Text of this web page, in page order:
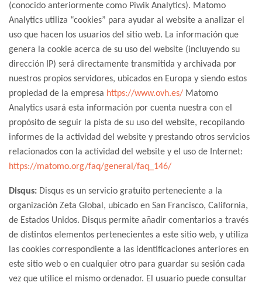
(conocido anteriormente como Piwik Analytics). Matomo
Analytics utiliza “cookies” para ayudar al website a analizar el
uso que hacen los usuarios del sitio web. La información que
genera la cookie acerca de su uso del website (incluyendo su
dirección IP) será directamente transmitida y archivada por
nuestros propios servidores, ubicados en Europa y siendo estos
propiedad de la empresa https://www.ovh.es/ Matomo
Analytics usará esta información por cuenta nuestra con el
propósito de seguir la pista de su uso del website, recopilando
informes de la actividad del website y prestando otros servicios
relacionados con la actividad del website y el uso de Internet:
https://matomo.org/faq/general/faq_146/
Disqus: Disqus es un servicio gratuito perteneciente a la
organización Zeta Global, ubicado en San Francisco, California,
de Estados Unidos. Disqus permite añadir comentarios a través
de distintos elementos pertenecientes a este sitio web, y utiliza
las cookies correspondiente a las identificaciones anteriores en
este sitio web o en cualquier otro para guardar su sesión cada
vez que utilice el mismo ordenador. El usuario puede consultar